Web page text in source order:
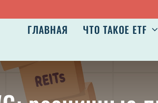
ГЛАВНАЯ ЧТО ТАКОЕ ETF